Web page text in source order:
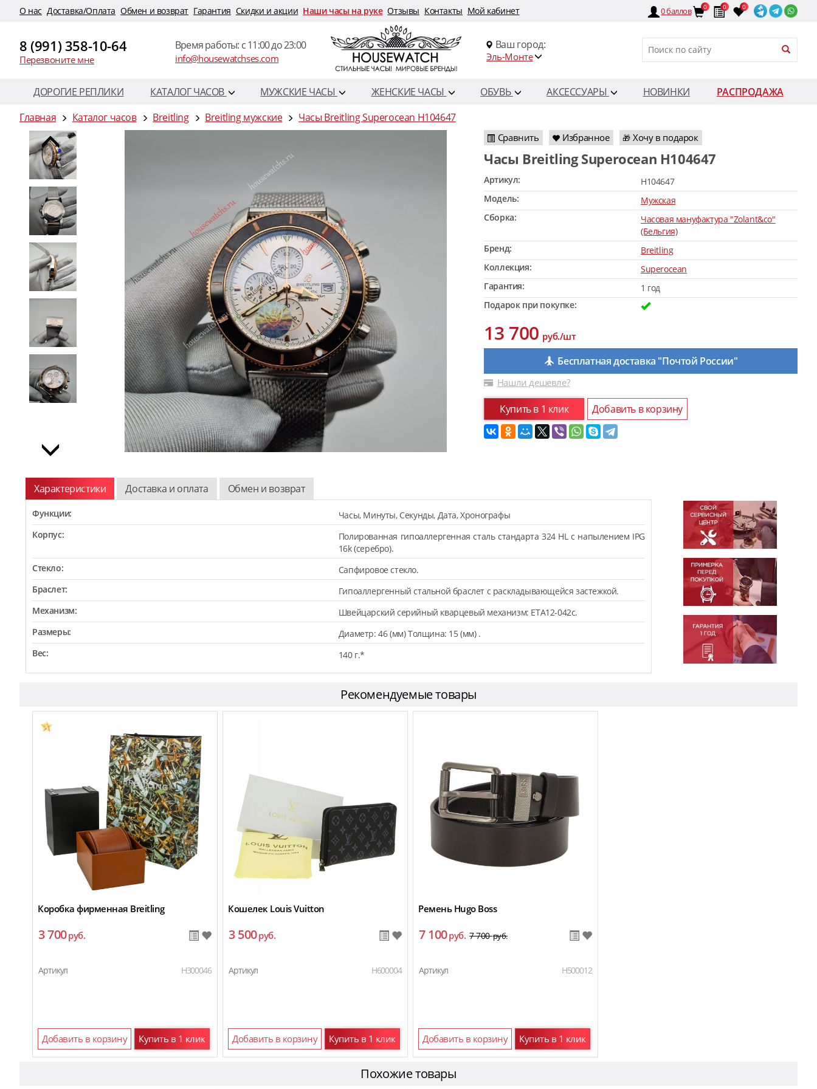
O нас Доставка/Оплата Обмен и возврат Гарантия Скидки и акции Наши часы на руке Отзывы Контакты Мой кабинет 0баллов 0 0 0
8 (991) 358-10-64
Перезвоните мне
Время работы: c 11:00 до 23:00
info@housewatchses.com
Ваш город:
Эль-Монте
ДОРОГИЕ РЕПЛИКИ КАТАЛОГ ЧАСОВ МУЖСКИЕ ЧАСЫ ЖЕНСКИЕ ЧАСЫ ОБУВЬ АКСЕССУАРЫ НОВИНКИ
РАСПРОДАЖА
Главная
Каталог часов Breitling Breitling мужские Часы Breitling Superocean H104647
Сравнить Избранное 🎁 Хочу в подарок
Часы Breitling Superocean H104647
Артикул:
H104647
Модель:
Мужская
Сборка:
Часовая мануфактура "Zolant&co"
(Бельгия)
Бренд:
Breitling
Коллекция:
Superocean
Гарантия:
1 год
Подарок при покупке:
13 700руб./шт
Бесплатная доставка "Почтой России"
Нашли дешевле?
Купить в 1 клик Добавить в корзину
Характеристики Доставка и оплата Обмен и возврат
Функции:
Часы, Минуты, Секунды, Дата, Хронографы
Корпус:
Полированная гипоаллергенная сталь стандарта 324 HL с напылением IPG
16k (серебро).
Стекло:
Сапфировое стекло.
Браслет:
Гипоаллергенный стальной браслет с раскладывающейся застежкой.
Механизм:
Швейцарский серийный кварцевый механизм: ETA12-042c.
Размеры:
Диаметр: 46 (мм) Толщина: 15 (мм) .
Вес:
140 г.*
Рекомендуемые товары
Коробка фирменная Breitling
3 700руб.
Артикул H300046
Добавить в корзину Купить в 1 клик
Кошелек Louis Vuitton
3 500руб.
Артикул H600004
Добавить в корзину Купить в 1 клик
Ремень Hugo Boss
7 100руб. 7 700руб.
Артикул H500012
Добавить в корзину Купить в 1 клик
Похожие товары